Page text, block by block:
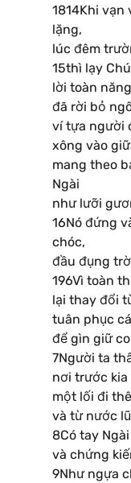
1814Khi
lặng,
lúc đêm
15thì lạy
lời toàn
đã rời bỏ
ví tựa người
xông vào
mang theo
Ngài
như lưỡi
16Nó đứng
chóc,
đầu đụng
196Vì toàn
lại thay đổi
tuân phục
để gìn giữ
7Người ta
nơi trước kia
một lối đi
và từ nước
8Có tay
và chứng
9Như ngựa